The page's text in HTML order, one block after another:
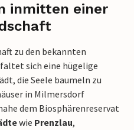
inmitten einer
zu den bekannten
sich eine hügelige
die Seele baumeln zu
in Milmersdorf
dem Biosphärenreservat
wie Prenzlau,